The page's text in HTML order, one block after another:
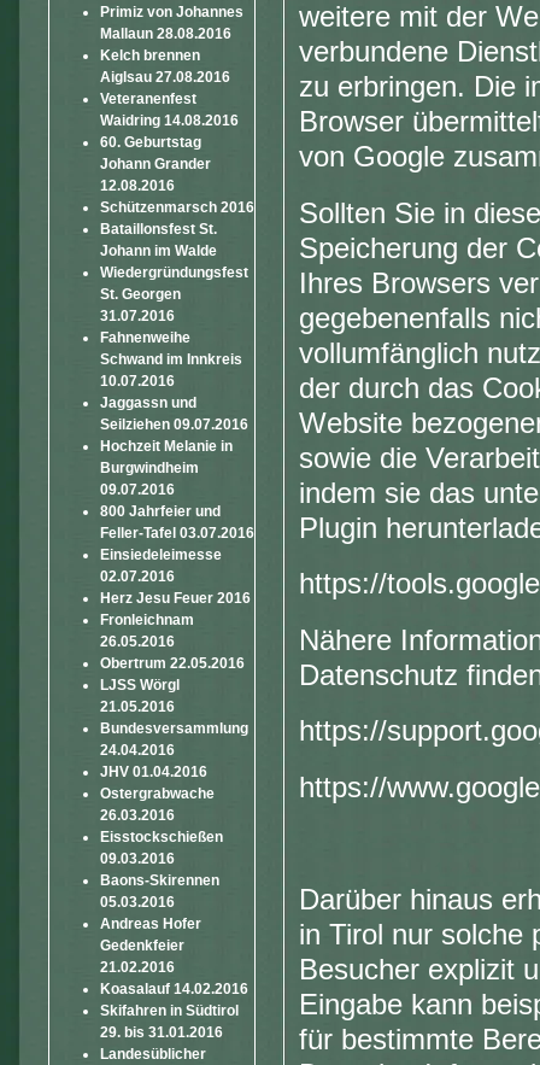
Primiz von Johannes
Mallaun 28.08.2016
Kelch brennen
Aiglsau 27.08.2016
Veteranenfest
Waidring 14.08.2016
60. Geburtstag
Johann Grander
12.08.2016
Schützenmarsch 2016
Bataillonsfest St.
Johann im Walde
Wiedergründungsfest
St. Georgen
31.07.2016
Fahnenweihe
Schwand im Innkreis
10.07.2016
Jaggassn und
Seilziehen 09.07.2016
Hochzeit Melanie in
Burgwindheim
09.07.2016
800 Jahrfeier und
Feller-Tafel 03.07.2016
Einsiedeleimesse
02.07.2016
Herz Jesu Feuer 2016
Fronleichnam
26.05.2016
Obertrum 22.05.2016
LJSS Wörgl
21.05.2016
Bundesversammlung
24.04.2016
JHV 01.04.2016
Ostergrabwache
26.03.2016
Eisstockschießen
09.03.2016
Baons-Skirennen
05.03.2016
Andreas Hofer
Gedenkfeier
21.02.2016
Koasalauf 14.02.2016
Skifahren in Südtirol
29. bis 31.01.2016
Landesüblicher
weitere mit der
verbundene
zu erbringen. Die
Browser
von Google
Sollten Sie in
Speicherung der
Ihres Browsers
gegebenenfalls
vollumfänglich
der durch das
Website
sowie die
indem sie das
Plugin
https://
Nähere
Datenschutz
https://
https://
Darüber hinaus
in Tirol nur solche
Besucher explizit
Eingabe kann
für bestimmte